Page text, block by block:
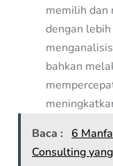
memilih dan
dengan
bahkan
Baca :
6
Consulting